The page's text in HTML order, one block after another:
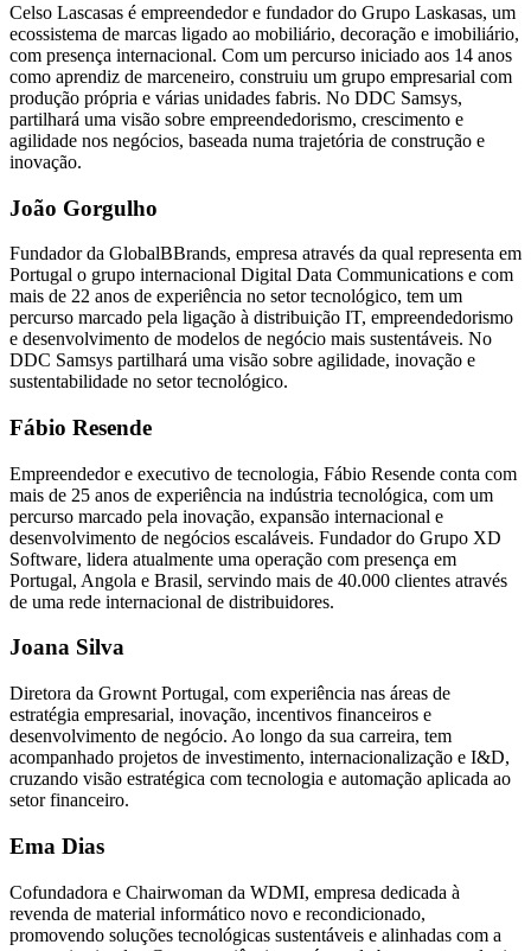
Celso Lascasas é empreendedor e fundador do Grupo Laskasas, um
ecossistema de marcas ligado ao mobiliário, decoração e imobiliário,
com presença internacional. Com um percurso iniciado aos 14 anos
como aprendiz de marceneiro, construiu um grupo empresarial com
produção própria e várias unidades fabris. No DDC Samsys,
partilhará uma visão sobre empreendedorismo, crescimento e
agilidade nos negócios, baseada numa trajetória de construção e
inovação.
João Gorgulho
Fundador da GlobalBBrands, empresa através da qual representa em
Portugal o grupo internacional Digital Data Communications e com
mais de 22 anos de experiência no setor tecnológico, tem um
percurso marcado pela ligação à distribuição IT, empreendedorismo
e desenvolvimento de modelos de negócio mais sustentáveis. No
DDC Samsys partilhará uma visão sobre agilidade, inovação e
sustentabilidade no setor tecnológico.
Fábio Resende
Empreendedor e executivo de tecnologia, Fábio Resende conta com
mais de 25 anos de experiência na indústria tecnológica, com um
percurso marcado pela inovação, expansão internacional e
desenvolvimento de negócios escaláveis. Fundador do Grupo XD
Software, lidera atualmente uma operação com presença em
Portugal, Angola e Brasil, servindo mais de 40.000 clientes através
de uma rede internacional de distribuidores.
Joana Silva
Diretora da Grownt Portugal, com experiência nas áreas de
estratégia empresarial, inovação, incentivos financeiros e
desenvolvimento de negócio. Ao longo da sua carreira, tem
acompanhado projetos de investimento, internacionalização e I&D,
cruzando visão estratégica com tecnologia e automação aplicada ao
setor financeiro.
Ema Dias
Cofundadora e Chairwoman da WDMI, empresa dedicada à
revenda de material informático novo e recondicionado,
promovendo soluções tecnológicas sustentáveis e alinhadas com a